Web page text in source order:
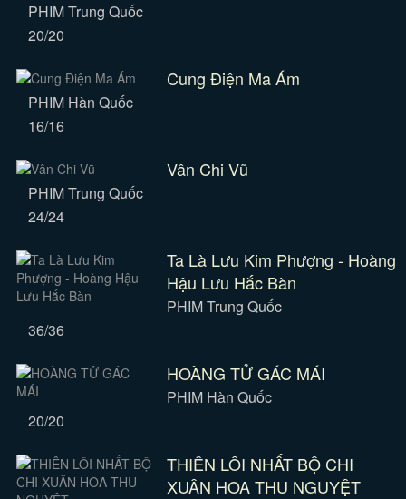
PHIM Trung Quốc
20/20
Cung Điện Ma Ám
PHIM Hàn Quốc
16/16
Vân Chi Vũ
PHIM Trung Quốc
24/24
Ta Là Lưu Kim Phượng - Hoàng
Hậu Lưu Hắc Bàn
PHIM Trung Quốc
36/36
HOÀNG TỬ GÁC MÁI
PHIM Hàn Quốc
20/20
THIÊN LÔI NHẤT BỘ CHI
XUÂN HOA THU NGUYỆT